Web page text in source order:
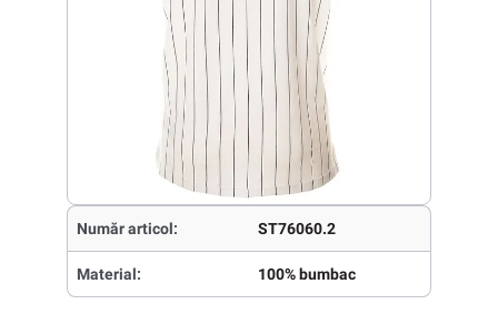
Număr articol: ST76060.2
Material: 100% bumbac